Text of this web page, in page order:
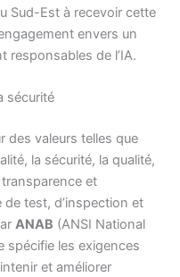
Sud-Est à recevoir cette
envers un
responsables de l’IA.
sécurité
des valeurs telles que
la sécurité, la qualité,
et
de test, d’inspection et
ANAB (ANSI National
spécifie les exigences
et améliorer